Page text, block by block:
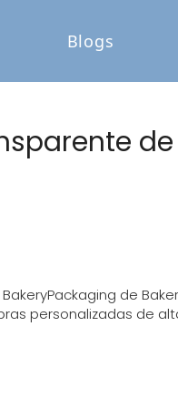
Blogs
de
personalizadas de